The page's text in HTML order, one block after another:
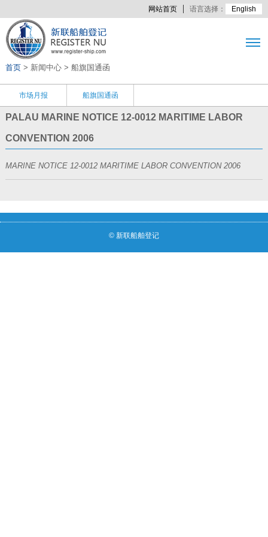
网站首页 语言选择： English
首页> 新闻中心 > 船旗国通函
市场月报 船旗国通函
PALAU MARINE NOTICE 12-0012 MARITIME LABOR
CONVENTION 2006
MARINE NOTICE 12-0012 MARITIME LABOR CONVENTION 2006
© 新联船舶登记